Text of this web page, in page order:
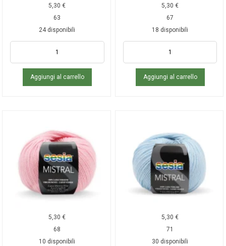
5,30€
63
24 disponibili
Aggiungi al carrello
5,30€
67
18 disponibili
Aggiungi al carrello
5,30€
68
10 disponibili
5,30€
71
30 disponibili